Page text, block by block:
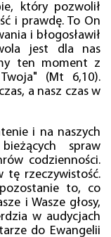
który pozwolił
i prawdę. To On
i błogosławił
jest dla nas
ten moment z
(Mt 6,10).
a nasz czas w
i na naszych
spraw
codzienności.
tę rzeczywistość.
to, co
i Wasze głosy,
w audycjach
do Ewangelii